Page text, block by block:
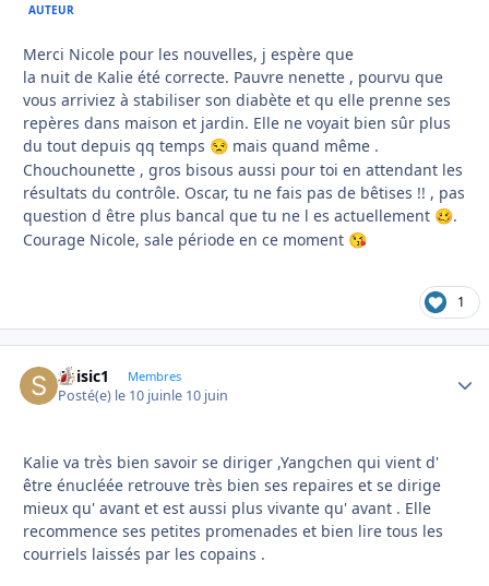
AUTEUR
Merci Nicole pour les nouvelles, j espère que
la nuit de Kalie été correcte. Pauvre nenette , pourvu que
vous arriviez à stabiliser son diabète et qu elle prenne ses
repères dans maison et jardin. Elle ne voyait bien sûr plus
du tout depuis qq temps 😒 mais quand même .
Chouchounette , gros bisous aussi pour toi en attendant les
résultats du contrôle. Oscar, tu ne fais pas de bêtises !! , pas
question d être plus bancal que tu ne l es actuellement 🥴.
Courage Nicole, sale période en ce moment 😘
1
Soisic1 Membres
Posté(e) le 10 juinle 10 juin
Kalie va très bien savoir se diriger ,Yangchen qui vient d'
être énucléée retrouve très bien ses repaires et se dirige
mieux qu' avant et est aussi plus vivante qu' avant . Elle
recommence ses petites promenades et bien lire tous les
courriels laissés par les copains .